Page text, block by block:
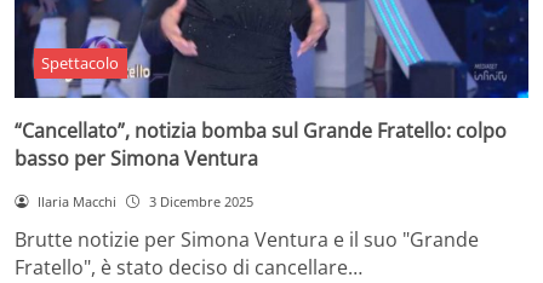
Spettacolo
“Cancellato”, notizia bomba sul Grande Fratello: colpo
basso per Simona Ventura
Ilaria Macchi 3 Dicembre 2025
Brutte notizie per Simona Ventura e il suo "Grande
Fratello", è stato deciso di cancellare…